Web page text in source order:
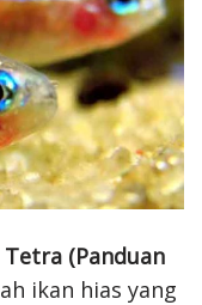
(Panduan
ikan hias yang